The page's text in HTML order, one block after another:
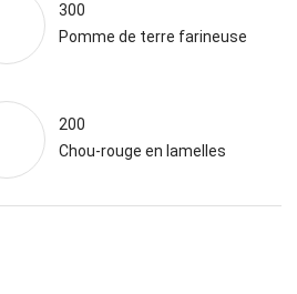
300
Pomme de terre farineuse
200
Chou-rouge en lamelles